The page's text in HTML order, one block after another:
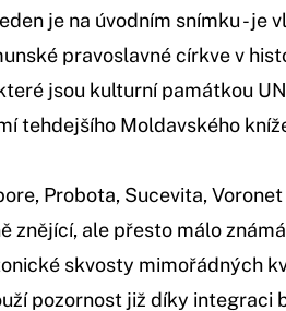
je na úvodním snímku - je
pravoslavné církve v
jsou kulturní památkou
tehdejšího Moldavského
Probota, Sucevita,
znějící, ale přesto málo
skvosty mimořádných
pozornost již díky integraci